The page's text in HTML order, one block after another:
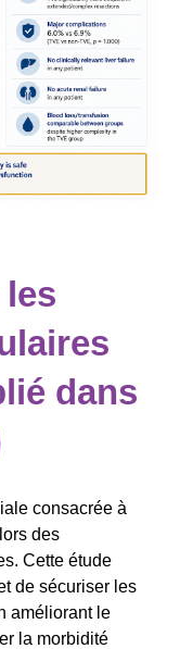
dans
consacrée à
des
Cette étude
de sécuriser les
améliorant le
la morbidité